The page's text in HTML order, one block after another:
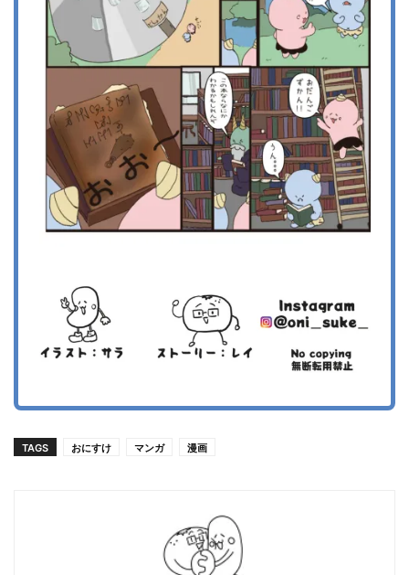
TAGS おにすけ マンガ 漫画